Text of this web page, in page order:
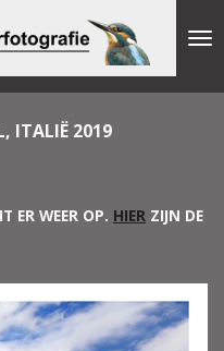
ITALIË 2019
ER WEER OP. HIER ZIJN DE